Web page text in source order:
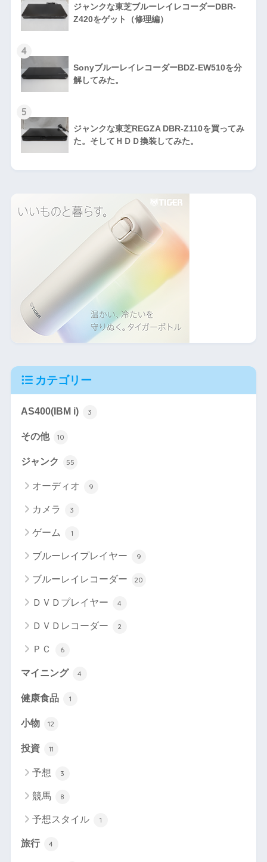
ジャンクな東芝ブルーレイレコーダーDBR-
Z420をゲット（修理編）
4
SonyブルーレイレコーダーBDZ-EW510を分
解してみた。
5
ジャンクな東芝REGZA DBR-Z110を買ってみ
た。そしてＨＤＤ換装してみた。
カテゴリー
AS400(IBM i) 3
その他 10
ジャンク 55
オーディオ 9
カメラ 3
ゲーム 1
ブルーレイプレイヤー 9
ブルーレイレコーダー 20
ＤＶＤプレイヤー 4
ＤＶＤレコーダー 2
ＰＣ 6
マイニング 4
健康食品 1
小物 12
投資 11
予想 3
競馬 8
予想スタイル 1
旅行 4